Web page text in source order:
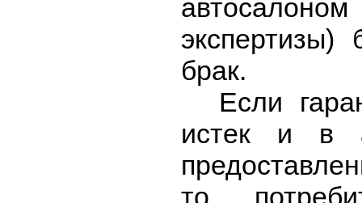
экспертизы)
брак.
Если
истек и в
то